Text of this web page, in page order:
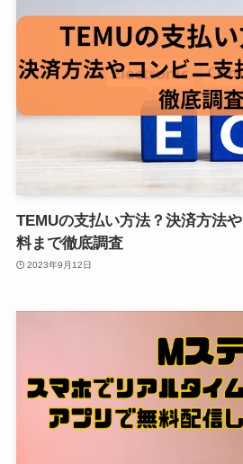
TEMUの支払い方法？決済方法
料まで徹底調査
2023年9月12日